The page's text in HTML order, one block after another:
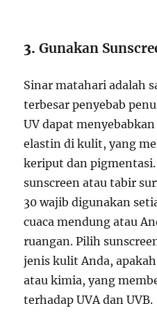
3.Gunakan
Sinar matahari adalah
terbesar penyebab
UV dapat
elastin di kulit, yang
keriput dan
sunscreen atau tabir
30 wajib digunakan
cuaca mendung atau
ruangan. Pilih
jenis kulit Anda,
atau kimia, yang
terhadap UVA dan UVB.